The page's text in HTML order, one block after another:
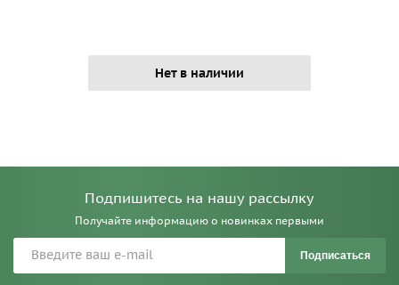
Нет в наличии
Подпишитесь на нашу рассылку
Получайте информацию о новинках первыми
Подписаться